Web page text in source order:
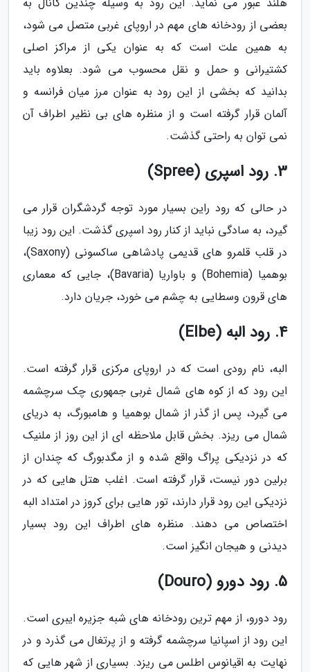
بعضی از رودخانه های مهم در اروپای غربی متصل می شود،
به همین علت است که به عنوان یکی از مراکز اصلی
کشتیرانی و حمل و نقل محسوب می شود. بعلاوه باید
بدانید که بخشی از این رود به عنوان مرز میان فرانسه و
آلمان قرار گرفته است و از منظره های بی نظیر اطراف آن
نمی توان به راحتی گذشت.
3. رود اسپری (Spree)
در حالی که رود راین بسیار مورد توجه گردشگران قرار می
گیرد، به سادگی نباید از کنار رود اسپری گذشت. این رود زیبا
در قلب قلمرو های قدیمی پادشاهی ساکسونی (Saxony)،
بوهمیا (Bohemia) و باواریا (Bavaria)، جایی که معماری
های قرون وسطایی به چشم می خورد، جریان دارد.
4. رود البه (Elbe)
البه، نام رودی است که در اروپای مرکزی قرار گرفته است.
این رود که از کوه های شمال غربی جمهوری چک سرچشمه
می گیرد، پس از گذر از شمال بوهمیا و هامبورگ، به دریای
شمال می ریزد. بخش قابل ملاحظه ای از این روز از ملنیک
که در نزدیکی پراگ واقع شده و از مگدبورگ که چندان از
برلین دور نیست، قرار گرفته است. اغلب هتل هایی که در
نزدیکی این رود قرار دارند، تور هایی برای کروز در امتداد البه
اختصاص می دهند. منظره های اطراف این رود بسیار
دیدنی و هیجان انگیز است.
5. رود دورو (Douro)
رود دورو، از مهم ترین رودخانه های شبه جزیره ایبری است.
این رود از اسپانیا سرچشمه گرفته و از پرتغال می گذرد و در
نهایت به اقیانوس اطلس می ریزد. بسیاری از شهر هایی که